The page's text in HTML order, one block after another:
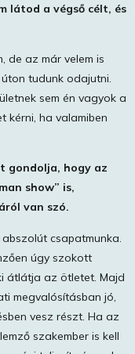
látod a végső célt, és
de az már velem is
tudunk odajutni.
sem én vagyok a
kérni, ha valamiben
gondolja, hogy az
show” is,
van szó.
csapatmunka.
úgy szokott
átlátja az ötletet. Majd
megvalósításban jó,
vesz részt. Ha az
szakember is kell